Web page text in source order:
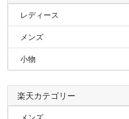
レディース
メンズ
小物
楽天カテゴリー